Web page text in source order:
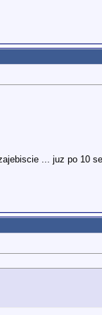
... juz po 10